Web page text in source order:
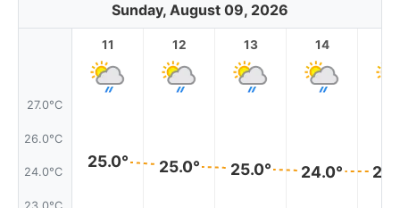
Sunday, August 09, 2026
27.0°C
26.0°C
24.0°C
23.0°C
11
25.0°
12
25.0°
13
25.0°
14
24.0°